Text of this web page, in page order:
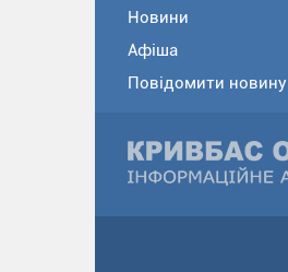
Новини
Афіша
Повідомити новину